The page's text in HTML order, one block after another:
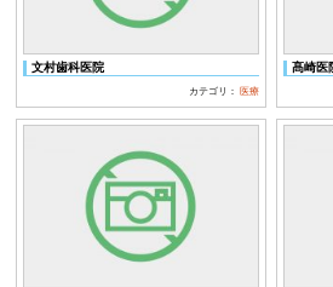
文村歯科医院
カテゴリ： 医療
髙崎医